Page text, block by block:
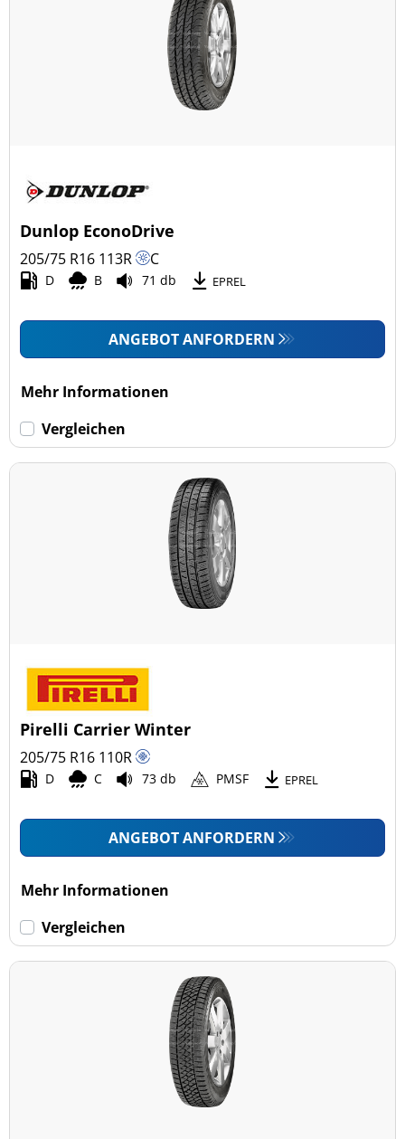
Dunlop EconoDrive
205/75 R16 113R C
D B 71 db EPREL
ANGEBOT ANFORDERN
Mehr Informationen
Vergleichen
Pirelli Carrier Winter
205/75 R16 110R
D C 73 db PMSF EPREL
ANGEBOT ANFORDERN
Mehr Informationen
Vergleichen